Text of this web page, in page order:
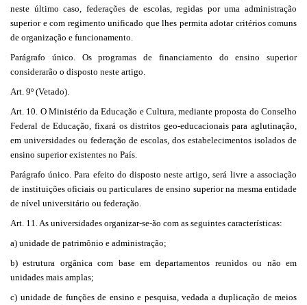
neste último caso, federações de escolas, regidas por uma administração
superior e com regimento unificado que lhes permita adotar critérios comuns
de organização e funcionamento.
Parágrafo único. Os programas de financiamento do ensino superior
considerarão o disposto neste artigo.
Art. 9º (Vetado).
Art. 10. O Ministério da Educação e Cultura, mediante proposta do Conselho
Federal de Educação, fixará os distritos geo-educacionais para aglutinação,
em universidades ou federação de escolas, dos estabelecimentos isolados de
ensino superior existentes no País.
Parágrafo único. Para efeito do disposto neste artigo, será livre a associação
de instituições oficiais ou particulares de ensino superior na mesma entidade
de nível universitário ou federação.
Art. 11. As universidades organizar-se-ão com as seguintes características:
a) unidade de patrimônio e administração;
b) estrutura orgânica com base em departamentos reunidos ou não em
unidades mais amplas;
c) unidade de funções de ensino e pesquisa, vedada a duplicação de meios